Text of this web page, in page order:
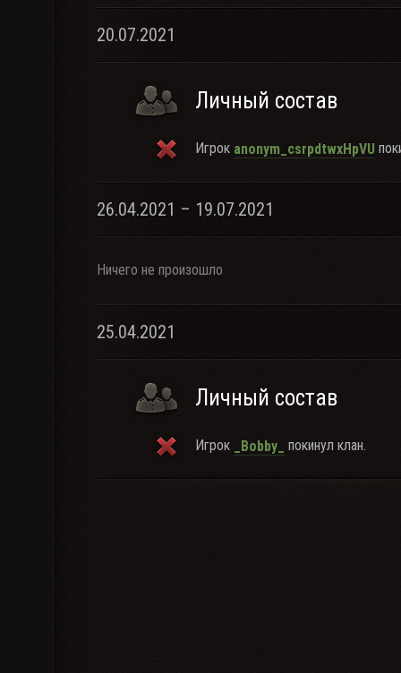
20.07.2021
Личный состав
Игрок anonym_csrpdtwxHpVU
26.04.2021 – 19.07.2021
Ничего не произошло
25.04.2021
Личный состав
Игрок _Bobby_ покинул клан.